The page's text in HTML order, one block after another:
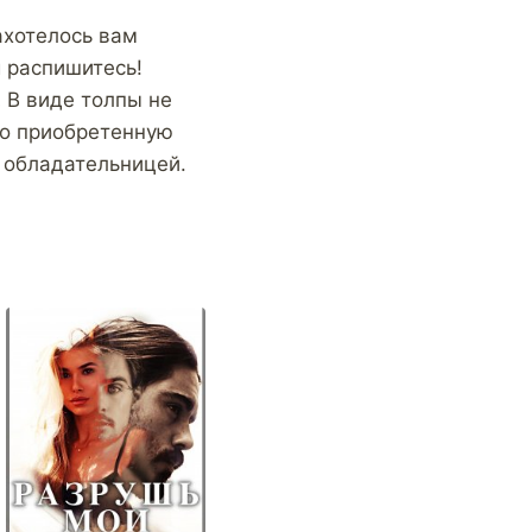
вам
В виде толпы не
приобретенную